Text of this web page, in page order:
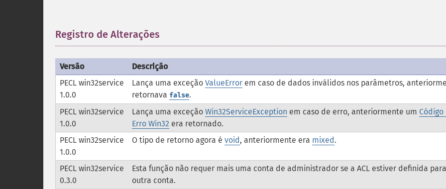
Registro de Alterações
Versão
Descrição
PECL win32service
1.0.0
Lança uma exceção ValueError em caso de dados inválidos nos parâmetros,
retornava false.
PECL win32service
1.0.0
Lança uma exceção Win32ServiceException em caso de erro, anteriormente um Código
Erro Win32 era retornado.
PECL win32service
1.0.0
O tipo de retorno agora é void, anteriormente era mixed.
PECL win32service
0.3.0
Esta função não requer mais uma conta de administrador se a ACL estiver definida para
outra conta.